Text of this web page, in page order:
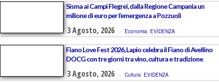
Sisma ai Campi Flegrei, dalla Regione Campania un
milione di euro per l’emergenza a Pozzuoli
3 Agosto, 2026 - Economia, EVIDENZA
Fiano Love Fest 2026, Lapio celebra il Fiano di Avellino
DOCG con tre giorni tra vino, cultura e tradizione
3 Agosto, 2026 - Cultura, EVIDENZA